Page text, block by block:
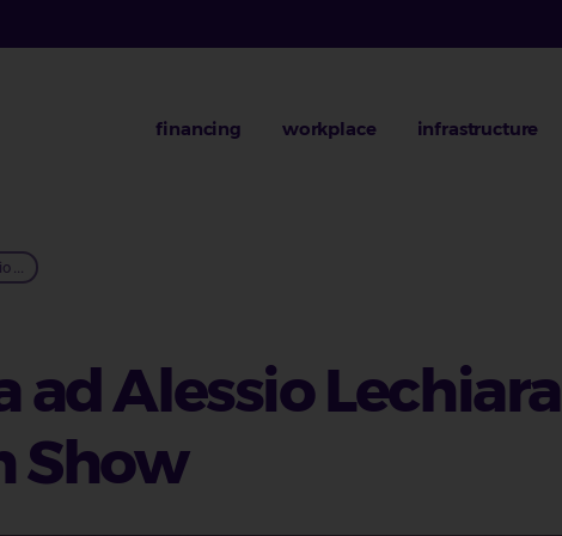
financing workplace infrastructure
...
ad Alessio
Show